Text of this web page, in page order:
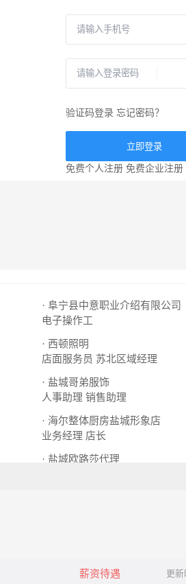
验证码登录 忘记密码？
立即登录
免费个人注册 免费企业注册
· 阜宁县中意职业介绍有限公司
电子操作工
· 西顿照明
店面服务员 苏北区域经理
· 盐城哥弟服饰
人事助理 销售助理
· 海尔整体厨房盐城形象店
业务经理 店长
· 盐城欧路莎代理
薪资待遇 更新